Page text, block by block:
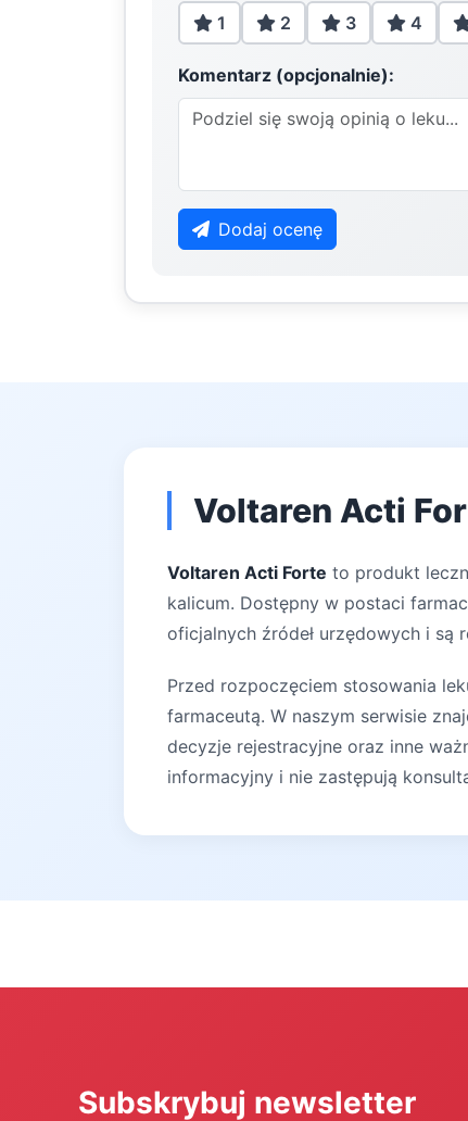
1 2 3 4
Komentarz (opcjonalnie):
Dodaj ocenę
Voltaren Acti
Voltaren Acti Forte to produkt
kalicum. Dostępny w postaci
oficjalnych źródeł urzędowych i są
Przed rozpoczęciem stosowania
farmaceutą. W naszym serwisie
decyzje rejestracyjne oraz inne
informacyjny i nie zastępują
Subskrybuj newsletter